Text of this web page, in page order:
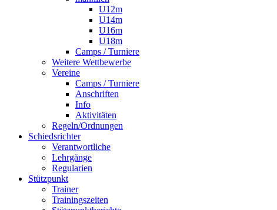
U12m
U14m
U16m
U18m
Camps / Turniere
Weitere Wettbewerbe
Vereine
Camps / Turniere
Anschriften
Info
Aktivitäten
Regeln/Ordnungen
Schiedsrichter
Verantwortliche
Lehrgänge
Regularien
Stützpunkt
Trainer
Trainingszeiten